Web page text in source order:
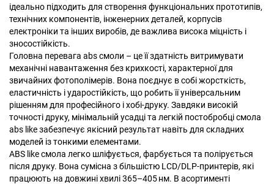
ідеально підходить для створення функціональних прототипів,
технічних компонентів, інженерних деталей, корпусів
електроніки та інших виробів, де важлива висока міцність і
зносостійкість.
Головна перевага abs смоли – це її здатність витримувати
механічні навантаження без крихкості, характерної для
звичайних фотополімерів. Вона поєднує в собі жорсткість,
еластичність і ударостійкість, що робить її універсальним
рішенням для професійного і хобі-друку. Завдяки високій
точності друку, мінімальній усадці та легкій постобробці смола
abs like забезпечує якісний результат навіть для складних
моделей із тонкими елементами.
ABS like смола легко шліфується, фарбується та полірується
після друку. Вона сумісна з більшістю LCD/DLP-принтерів, які
працюють на довжині хвилі 365–405 нм. В асортименті